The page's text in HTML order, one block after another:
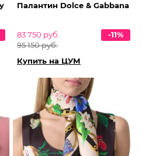
Палантин Dolce & Gabbana
83 750 руб.
95 150 руб.
-11%
Купить на ЦУМ